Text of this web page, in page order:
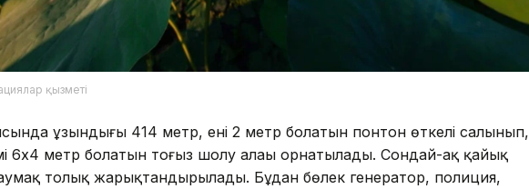
қызметі
ұзындығы 414 метр, ені 2 метр болатын понтон өткелі салынып,
6х4 метр болатын тоғыз шолу алаңы орнатылады. Сондай-ақ қайық
аумақ толық жарықтандырылады. Бұдан бөлек генератор, полиция,